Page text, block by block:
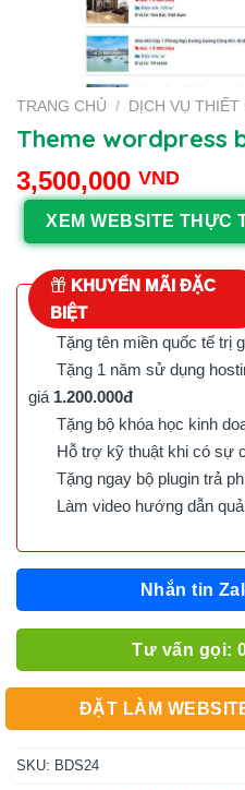
TRANG CHỦ / DỊCH VỤ
Theme wordpress
3,500,000 VND
XEM WEBSITE THỰC
KHUYẾN MÃI ĐẶC
BIỆT
Tặng tên miền quốc tế trị
Tặng 1 năm sử dụng
giá 1.200.000đ
Tặng bộ khóa học kinh
Hỗ trợ kỹ thuật khi có sự
Tặng ngay bộ plugin trả
Làm video hướng dẫn
Nhắn tin
Tư vấn gọi:
ĐẶT LÀM
SKU: BDS24